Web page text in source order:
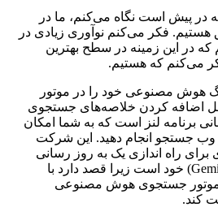
در پیش است نگاه می‌کنم، ما در
هستیم. فکر می‌کنم نوآوری زیادی در
در این زمینه در سطح بهترین
می‌کنم که هستیم.
هوش مصنوعی خود را در موتور
اضافه کردن خلاصه‌های جستجوی
برنامه لنز است که به شما امکان
وب جستجو انجام دهید. این شرکت
راه اندازی یک به روز رسانی
بزرگ برای مدل جمینای(Gemini) خود است زیرا قصد دارد با
موتور جستجوی هوش مصنوعی